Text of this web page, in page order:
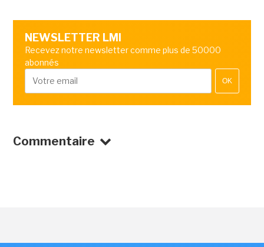
NEWSLETTER LMI
Recevez notre newsletter comme plus de 50000
abonnés
OK
Commentaire